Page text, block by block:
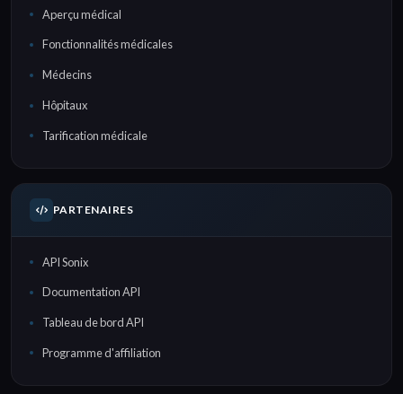
Aperçu médical
Fonctionnalités médicales
Médecins
Hôpitaux
Tarification médicale
PARTENAIRES
API Sonix
Documentation API
Tableau de bord API
Programme d'affiliation